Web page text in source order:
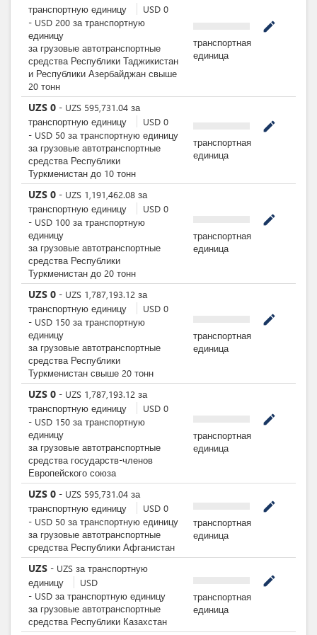
транспортную единицу
USD 0
- USD 200 за транспортную
единицу
за грузовые автотранспортные
средства Республики Таджикистан
и Республики Азербайджан свыше
20 тонн
mode_edit
транспортная
единица
UZS 0 - UZS 595,731.04 за
транспортную единицу
USD 0
- USD 50 за транспортную единицу
за грузовые автотранспортные
средства Республики
Туркменистан до 10 тонн
mode_edit
транспортная
единица
UZS 0 - UZS 1,191,462.08 за
транспортную единицу
USD 0
- USD 100 за транспортную
единицу
за грузовые автотранспортные
средства Республики
Туркменистан до 20 тонн
mode_edit
транспортная
единица
UZS 0 - UZS 1,787,193.12 за
транспортную единицу
USD 0
- USD 150 за транспортную
единицу
за грузовые автотранспортные
средства Республики
Туркменистан свыше 20 тонн
mode_edit
транспортная
единица
UZS 0 - UZS 1,787,193.12 за
транспортную единицу
USD 0
- USD 150 за транспортную
единицу
за грузовые автотранспортные
средства государств-членов
Европейского союза
mode_edit
транспортная
единица
UZS 0 - UZS 595,731.04 за
транспортную единицу
USD 0
- USD 50 за транспортную единицу
за грузовые автотранспортные
средства Республики Афганистан
mode_edit
транспортная
единица
UZS - UZS за транспортную
единицу
USD
- USD за транспортную единицу
за грузовые автотранспортные
средства Республики Казахстан
mode_edit
транспортная
единица